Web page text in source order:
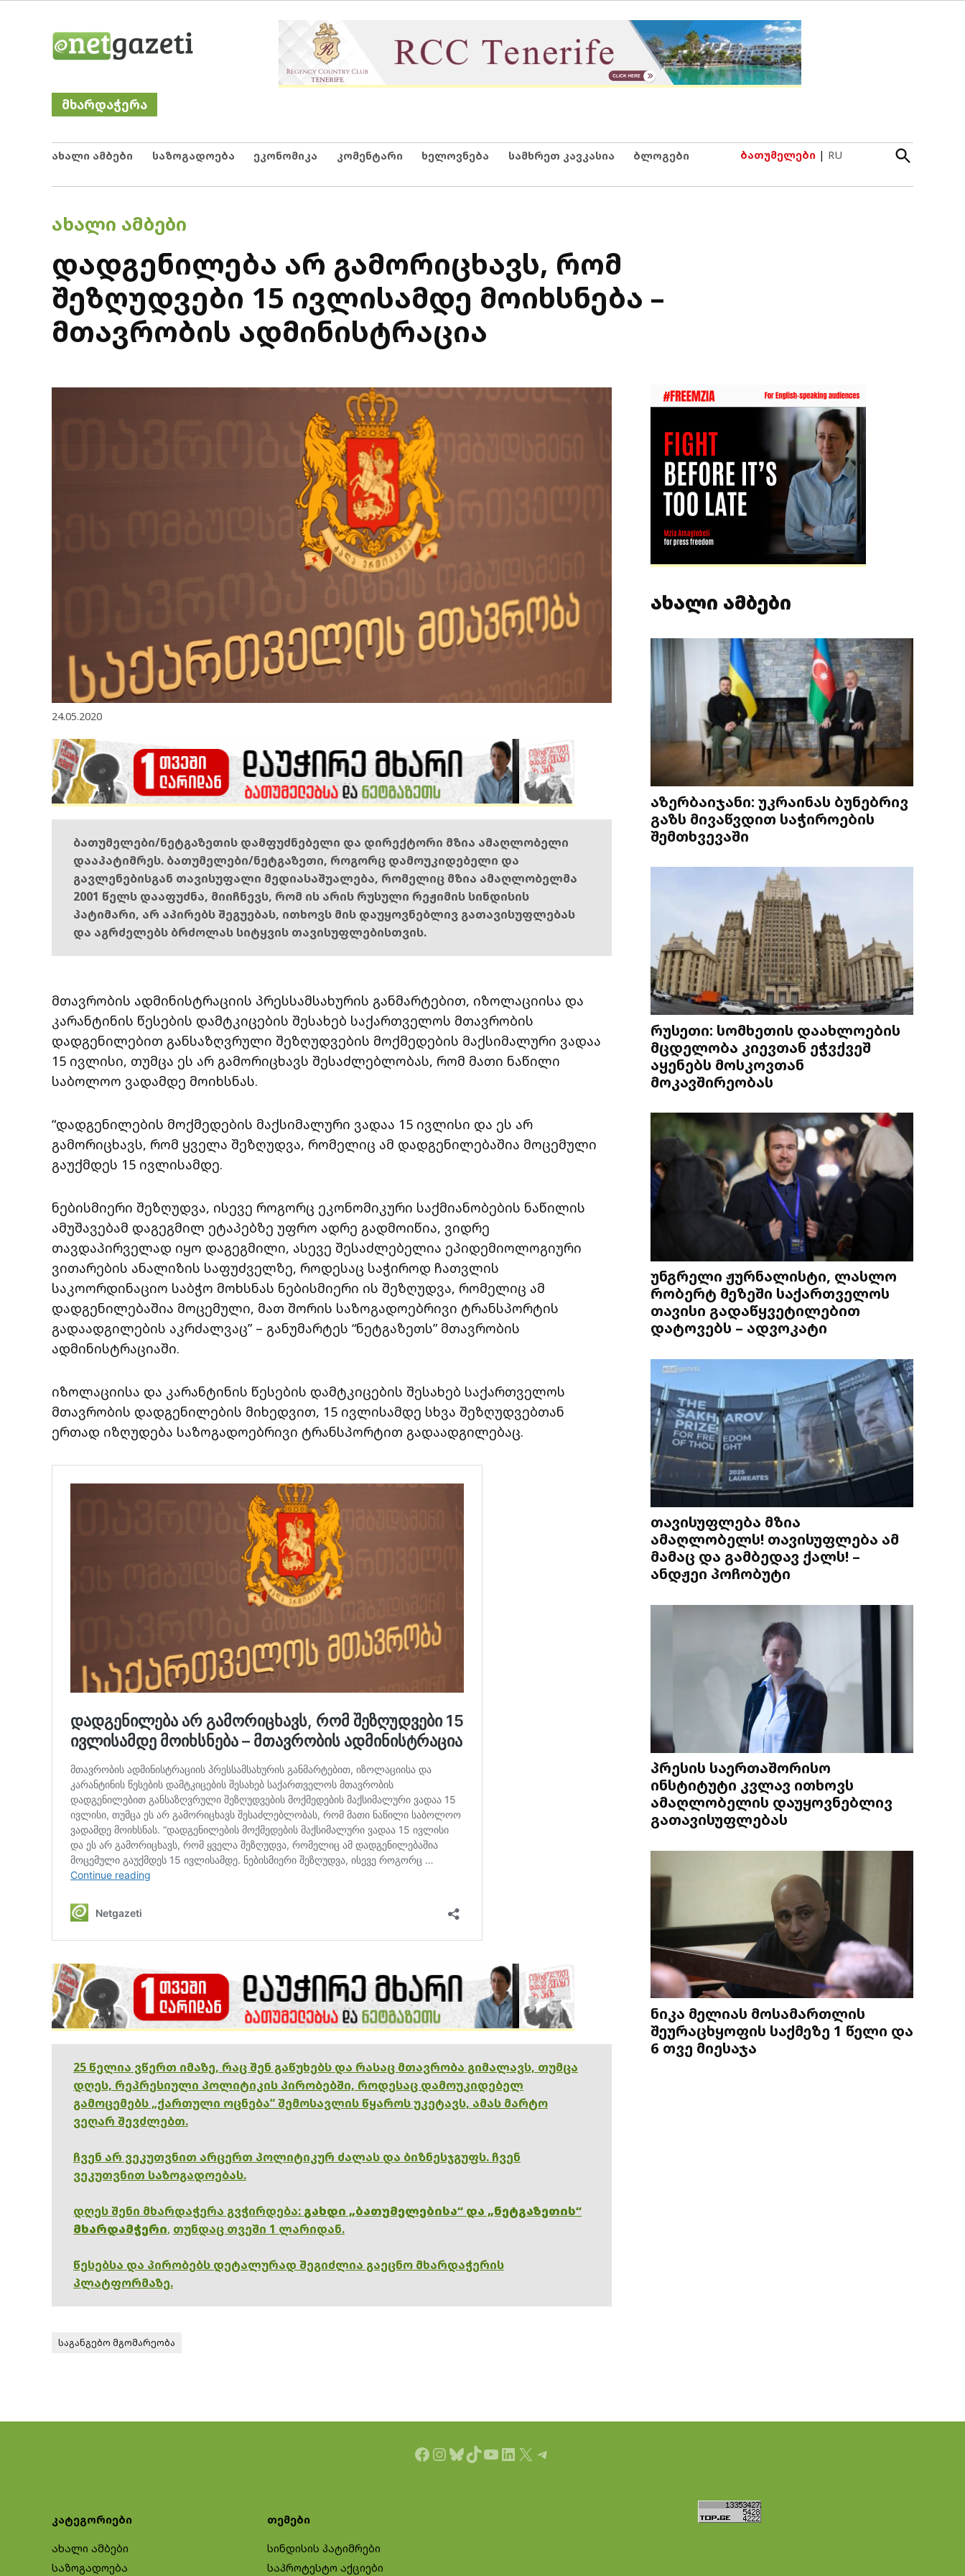
Netgazeti
მხარდაჭერა
ახალი ამბები საზოგადოება ეკონომიკა კომენტარი ხელოვნება სამხრეთ კავკასია ბლოგები ბათუმელები | RU
Open
Search
POSTED
ᲐᲮᲐᲚᲘ ᲐᲛᲑᲔᲑᲘ
დადგენილება არ გამორიცხავს, რომ
შეზღუდვები 15 ივლისამდე მოიხსნება –
მთავრობის ადმინისტრაცია
24.05.2020
ბათუმელები/ნეტგაზეთის დამფუძნებელი და დირექტორი მზია ამაღლობელი
დააპატიმრეს. ბათუმელები/ნეტგაზეთი, როგორც დამოუკიდებელი და
გავლენებისგან თავისუფალი მედიასაშუალება, რომელიც მზია ამაღლობელმა
2001 წელს დააფუძნა, მიიჩნევს, რომ ის არის რუსული რეჟიმის სინდისის
პატიმარი, არ აპირებს შეგუებას, ითხოვს მის დაუყოვნებლივ გათავისუფლებას
და აგრძელებს ბრძოლას სიტყვის თავისუფლებისთვის.
მთავრობის ადმინისტრაციის პრესსამსახურის განმარტებით, იზოლაციისა და
კარანტინის წესების დამტკიცების შესახებ საქართველოს მთავრობის
დადგენილებით განსაზღვრული შეზღუდვების მოქმედების მაქსიმალური ვადაა
15 ივლისი, თუმცა ეს არ გამორიცხავს შესაძლებლობას, რომ მათი ნაწილი
საბოლოო ვადამდე მოიხსნას.
“დადგენილების მოქმედების მაქსიმალური ვადაა 15 ივლისი და ეს არ
გამორიცხავს, რომ ყველა შეზღუდვა, რომელიც ამ დადგენილებაშია მოცემული
გაუქმდეს 15 ივლისამდე.
ნებისმიერი შეზღუდვა, ისევე როგორც ეკონომიკური საქმიანობების ნაწილის
ამუშავებამ დაგეგმილ ეტაპებზე უფრო ადრე გადმოიწია, ვიდრე
თავდაპირველად იყო დაგეგმილი, ასევე შესაძლებელია ეპიდემიოლოგიური
ვითარების ანალიზის საფუძველზე, როდესაც საჭიროდ ჩათვლის
საკოორდინაციო საბჭო მოხსნას ნებისმიერი ის შეზღუდვა, რომელიც ამ
დადგენილებაშია მოცემული, მათ შორის საზოგადოებრივი ტრანსპორტის
გადაადგილების აკრძალვაც” – განუმარტეს “ნეტგაზეთს” მთავრობის
ადმინისტრაციაში.
იზოლაციისა და კარანტინის წესების დამტკიცების შესახებ საქართველოს
მთავრობის დადგენილების მიხედვით, 15 ივლისამდე სხვა შეზღუდვებთან
ერთად იზღუდება საზოგადოებრივი ტრანსპორტით გადაადგილებაც.
25 წელია ვწერთ იმაზე, რაც შენ გაწუხებს და რასაც მთავრობა გიმალავს, თუმცა
დღეს, რეპრესიული პოლიტიკის პირობებში, როდესაც დამოუკიდებელ
გამოცემებს „ქართული ოცნება“ შემოსავლის წყაროს უკეტავს, ამას მარტო
ვეღარ შევძლებთ.
ჩვენ არ ვეკუთვნით არცერთ პოლიტიკურ ძალას და ბიზნესჯგუფს. ჩვენ
ვეკუთვნით საზოგადოებას.
დღეს შენი მხარდაჭერა გვჭირდება: გახდი „ბათუმელებისა“ და „ნეტგაზეთის“
მხარდამჭერი, თუნდაც თვეში 1 ლარიდან.
წესებსა და პირობებს დეტალურად შეგიძლია გაეცნო მხარდაჭერის
პლატფორმაზე.
საგანგებო მგომარეობა
ახალი ამბები
აზერბაიჯანი: უკრაინას ბუნებრივ
გაზს მივაწვდით საჭიროების
შემთხვევაში
რუსეთი: სომხეთის დაახლოების
მცდელობა კიევთან ეჭვქვეშ
აყენებს მოსკოვთან
მოკავშირეობას
უნგრელი ჟურნალისტი, ლასლო
რობერტ მეზეში საქართველოს
თავისი გადაწყვეტილებით
დატოვებს – ადვოკატი
თავისუფლება მზია
ამაღლობელს! თავისუფლება ამ
მამაც და გამბედავ ქალს! –
ანდჟეი პოჩობუტი
პრესის საერთაშორისო
ინსტიტუტი კვლავ ითხოვს
ამაღლობელის დაუყოვნებლივ
გათავისუფლებას
ნიკა მელიას მოსამართლის
შეურაცხყოფის საქმეზე 1 წელი და
6 თვე მიესაჯა
Facebook
Instagram
Bluesky
TikTok
YouTube
LinkedIn
X Telegram
კატეგორიები
ახალი ამბები
საზოგადოება
თემები
სინდისის პატიმრები
საპროტესტო აქციები